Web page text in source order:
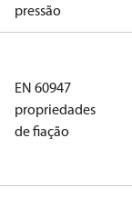
pressão
EN 60947
propriedades
de fiação